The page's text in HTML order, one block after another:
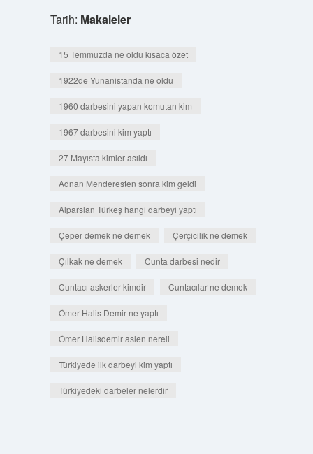
Tarih: Makaleler
15 Temmuzda ne oldu kısaca özet
1922de Yunanistanda ne oldu
1960 darbesini yapan komutan kim
1967 darbesini kim yaptı
27 Mayısta kimler asıldı
Adnan Menderesten sonra kim geldi
Alparslan Türkeş hangi darbeyi yaptı
Çeper demek ne demek Çerçicilik ne demek
Çılkak ne demek Cunta darbesi nedir
Cuntacı askerler kimdir Cuntacılar ne demek
Ömer Halis Demir ne yaptı
Ömer Halisdemir aslen nereli
Türkiyede ilk darbeyi kim yaptı
Türkiyedeki darbeler nelerdir